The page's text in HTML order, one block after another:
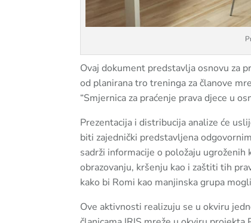
Ovaj dokument predstavlja osnovu za
od planirana tro treninga za članove
“Smjernica za praćenje prava djece u
Prezentacija i distribucija analize će
biti zajednički predstavljena
sadrži informacije o položaju
obrazovanju, kršenju kao i zaštiti tih
kako bi Romi kao manjinska grupa
Ove aktivnosti realizuju se u okviru